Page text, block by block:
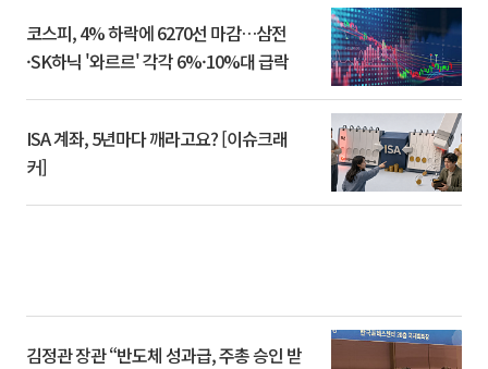
코스피, 4% 하락에 6270선 마감…삼전
·SK하닉 '와르르' 각각 6%·10%대 급락
ISA 계좌, 5년마다 깨라고요? [이슈크래
커]
김정관 장관 “반도체 성과급, 주총 승인 받